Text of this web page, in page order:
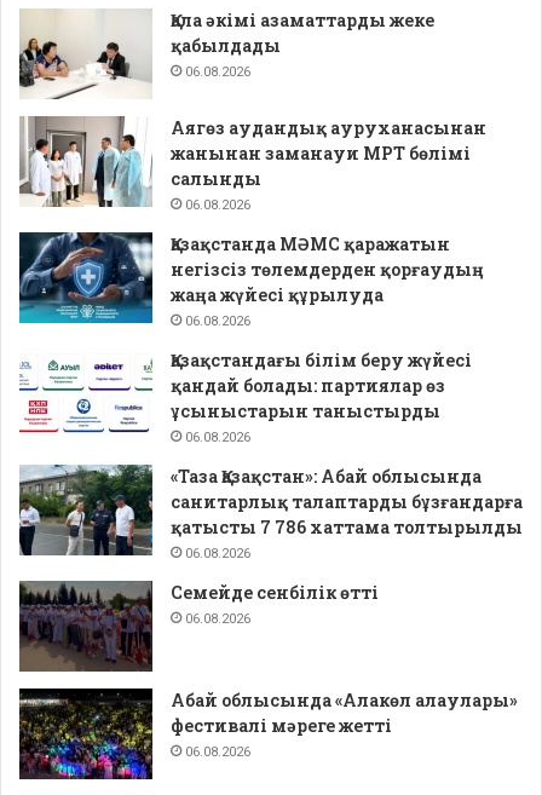
Қала әкімі азаматтарды жеке
қабылдады
06.08.2026
Аягөз аудандық ауруханасынан
жанынан заманауи МРТ бөлімі
салынды
06.08.2026
Қазақстанда МӘМС қаражатын
негізсіз төлемдерден қорғаудың
жаңа жүйесі құрылуда
06.08.2026
Қазақстандағы білім беру жүйесі
қандай болады: партиялар өз
ұсыныстарын таныстырды
06.08.2026
«Таза Қазақстан»: Абай облысында
санитарлық талаптарды бұзғандарға
қатысты 7 786 хаттама толтырылды
06.08.2026
Семейде сенбілік өтті
06.08.2026
Абай облысында «Алакөл алаулары»
фестивалі мәреге жетті
06.08.2026